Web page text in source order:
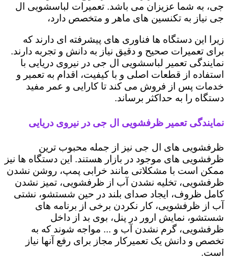
جی، به شما عزیزان می باشد. تعمیرات لباسشویی ال
جی نیاز به تکنسین های ماهر و متخصص دارد،
زیرا این دستگاه ها فناوری های پیشرفته ای دارند که
برای تعمیرات صحیح و دقیق نیاز به دانش و تجربه دارند.
نمایندگی تعمیر لباسشویی ال جی در نیروی دریایی با
استفاده از قطعات اصلی و با کیفیت، اقدام به تعمیر و
خدمات پس از فروش می کند تا کارایی و عمر مفید
دستگاه را به حداکثر برساند.
نمایندگی تعمیر ظرفشویی ال جی در نیروی دریایی
ظرفشویی های ال جی نیز از جمله محبوب ترین
ظرفشویی های موجود در بازار هستند. این دستگاه ها نیز
ممکن است با مشکلاتی مانند خرابی پمپ، روشن نشدن
ظرفشویی، تخلیه نشدن آب از ظرفشویی، تمیز نشدن
کامل ظروف، ایجاد صدای بلند در حین شستشو، نشتی
آب از ظرفشویی، کار نکردن برخی از برنامه های
شستشو، نمایش ارور در پنل، بوی بد از داخل
ظرفشویی، گرم نشدن آب و ... مواجه شوند که به
تخصص و دانش یک تعمیرکار مجاز برای رفع آنها نیاز
است.